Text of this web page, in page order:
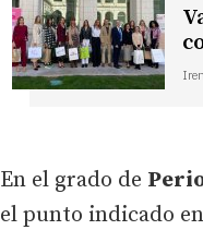
En el grado de
el punto indicado